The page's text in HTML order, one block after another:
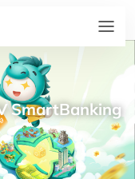
SmartBanking